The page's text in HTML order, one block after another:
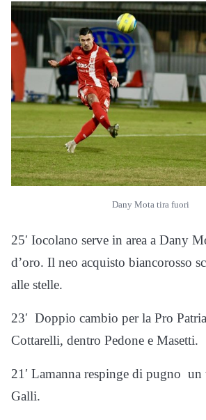
Dany Mota tira fuori
25′ Iocolano serve in area a Dany
d’oro. Il neo acquisto biancorosso
alle stelle.
23′ Doppio cambio per la Pro
Cottarelli, dentro Pedone e Masetti.
21′ Lamanna respinge di pugno un
Galli.